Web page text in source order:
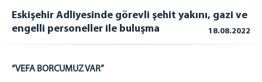
CUMHURİYET BAŞSAVCISI
CUMHURİYET BAŞSAVCILIĞI
ADALET KOMİSYONU BAŞKANLIĞI
MAHKEMELER
Eskişehir Adliyesinde görevli şehit yakını, gazi ve
engelli personeller ile buluşma
18.08.2022
“VEFA BORCUMUZ VAR”